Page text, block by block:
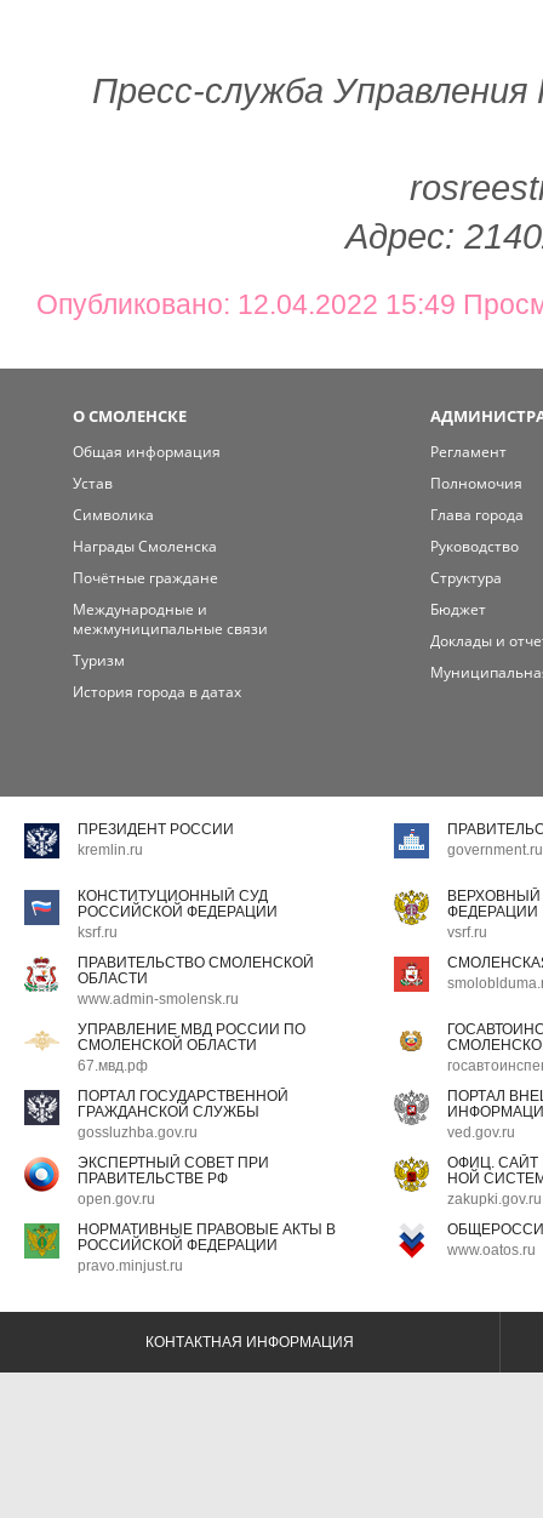
Пресс-служба
Адрес:
Опубликовано: 12.04.2022 15:49
О СМОЛЕНСКЕ
Общая информация
Устав
Символика
Награды Смоленска
Почётные граждане
Международные и
межмуниципальные связи
Туризм
История города в датах
Регламент
Полномочия
Глава города
Руководство
Структура
Бюджет
Доклады и
ПРЕЗИДЕНТ РОССИИ
kremlin.ru
government.ru
КОНСТИТУЦИОННЫЙ СУД
РОССИЙСКОЙ ФЕДЕРАЦИИ
ksrf.ru
ФЕДЕРАЦИИ
vsrf.ru
ПРАВИТЕЛЬСТВО СМОЛЕНСКОЙ
ОБЛАСТИ
www.admin-smolensk.ru
УПРАВЛЕНИЕ МВД РОССИИ ПО
СМОЛЕНСКОЙ ОБЛАСТИ
67.мвд.рф
ПОРТАЛ ГОСУДАРСТВЕННОЙ
ГРАЖДАНСКОЙ СЛУЖБЫ
gossluzhba.gov.ru
ПОРТАЛ
ved.gov.ru
ЭКСПЕРТНЫЙ СОВЕТ ПРИ
ПРАВИТЕЛЬСТВЕ РФ
open.gov.ru
ОФИЦ.
НОЙ
zakupki.gov.ru
НОРМАТИВНЫЕ ПРАВОВЫЕ АКТЫ В
РОССИЙСКОЙ ФЕДЕРАЦИИ
pravo.minjust.ru
www.oatos.ru
КОНТАКТНАЯ ИНФОРМАЦИЯ